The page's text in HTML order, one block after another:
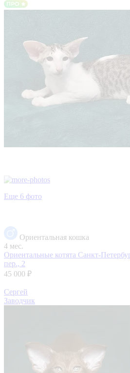
Еще 6 фото
Ориентальная кошка
4 мес.
Ориентальные котята Санкт-
пер., 2
45 000 ₽
Сергей
Заводчик